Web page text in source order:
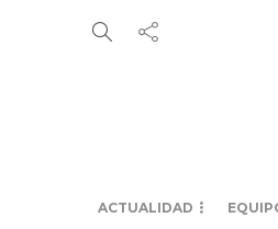
ACTUALIDAD